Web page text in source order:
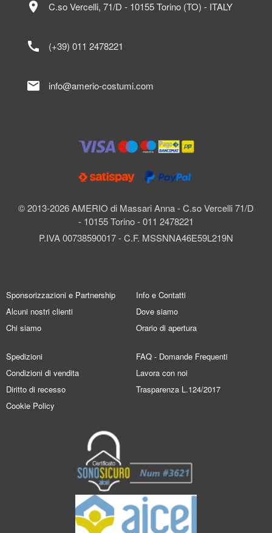
© 2013-2026 AMERIO di Massari Anna - C.so Vercelli 71/D
- 10155 Torino - 011 2478221
P.IVA 00738590017 - C.F. MSSNNA46E59L219N
location_on C.so Vercelli, 71/D - 10155 Torino (TO) - ITALY
call (+39) 011 2478221
mail info@amerio-costumi.com
Sponsorizzazioni e Partnership
Alcuni nostri clienti
Chi siamo
Info e Contatti
Dove siamo
Orario di apertura
Spedizioni
Condizioni di vendita
Diritto di recesso
Cookie Policy
FAQ - Domande Frequenti
Lavora con noi
Trasparenza L.124/2017